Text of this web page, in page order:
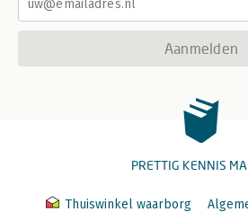
Aanmelden
PRETTIG KENNIS
Thuiswinkel waarborg